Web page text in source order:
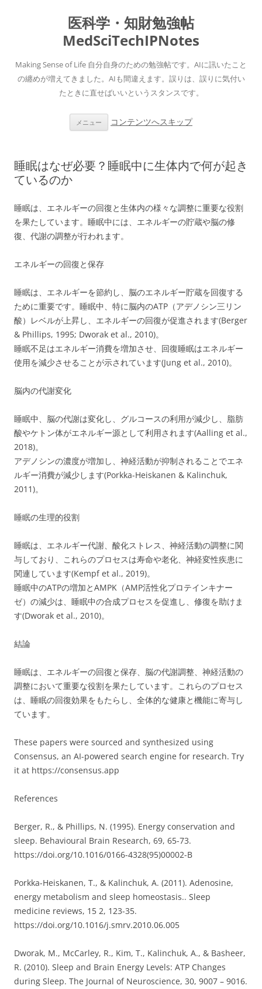
医科学・知財勉強帖
MedSciTechIPNotes
Making Sense of Life 自分自身のための勉強帖です。AIに訊いたこと
の纏めが増えてきました。AIも間違えます。誤りは、誤りに気付い
たときに直せばいいというスタンスです。
メニュー コンテンツへスキップ
睡眠はなぜ必要？睡眠中に生体内で何が起き
ているのか
睡眠は、エネルギーの回復と生体内の様々な調整に重要な役割
を果たしています。睡眠中には、エネルギーの貯蔵や脳の修
復、代謝の調整が行われます。
エネルギーの回復と保存
睡眠は、エネルギーを節約し、脳のエネルギー貯蔵を回復する
ために重要です。睡眠中、特に脳内のATP（アデノシン三リン
酸）レベルが上昇し、エネルギーの回復が促進されます(Berger
& Phillips, 1995; Dworak et al., 2010)。
睡眠不足はエネルギー消費を増加させ、回復睡眠はエネルギー
使用を減少させることが示されています(Jung et al., 2010)。
脳内の代謝変化
睡眠中、脳の代謝は変化し、グルコースの利用が減少し、脂肪
酸やケトン体がエネルギー源として利用されます(Aalling et al.,
2018)。
アデノシンの濃度が増加し、神経活動が抑制されることでエネ
ルギー消費が減少します(Porkka-Heiskanen & Kalinchuk,
2011)。
睡眠の生理的役割
睡眠は、エネルギー代謝、酸化ストレス、神経活動の調整に関
与しており、これらのプロセスは寿命や老化、神経変性疾患に
関連しています(Kempf et al., 2019)。
睡眠中のATPの増加とAMPK（AMP活性化プロテインキナー
ゼ）の減少は、睡眠中の合成プロセスを促進し、修復を助けま
す(Dworak et al., 2010)。
結論
睡眠は、エネルギーの回復と保存、脳の代謝調整、神経活動の
調整において重要な役割を果たしています。これらのプロセス
は、睡眠の回復効果をもたらし、全体的な健康と機能に寄与し
ています。
These papers were sourced and synthesized using
Consensus, an AI-powered search engine for research. Try
it at https://consensus.app
References
Berger, R., & Phillips, N. (1995). Energy conservation and
sleep. Behavioural Brain Research, 69, 65-73.
https://doi.org/10.1016/0166-4328(95)00002-B
Porkka-Heiskanen, T., & Kalinchuk, A. (2011). Adenosine,
energy metabolism and sleep homeostasis.. Sleep
medicine reviews, 15 2, 123-35.
https://doi.org/10.1016/j.smrv.2010.06.005
Dworak, M., McCarley, R., Kim, T., Kalinchuk, A., & Basheer,
R. (2010). Sleep and Brain Energy Levels: ATP Changes
during Sleep. The Journal of Neuroscience, 30, 9007 – 9016.